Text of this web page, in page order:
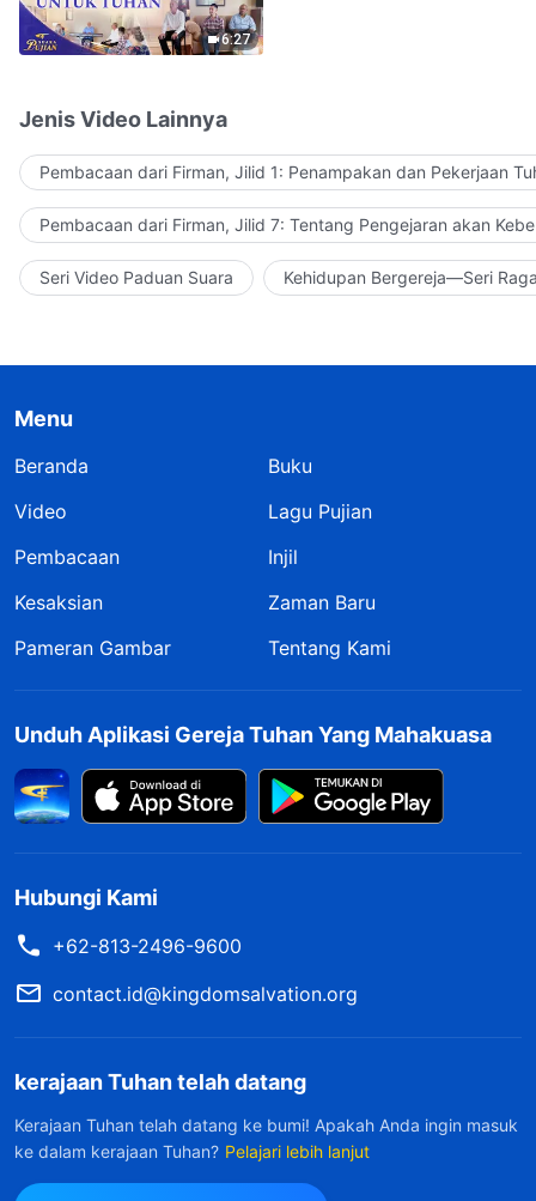
6:27
Jenis Video Lainnya
Pembacaan dari Firman, Jilid 1: Penampakan dan Pekerjaan
Pembacaan dari Firman, Jilid 7: Tentang Pengejaran akan
Seri Video Paduan Suara Kehidupan Bergereja—Seri
Menu
Beranda
Buku
Video
Lagu Pujian
Pembacaan
Injil
Kesaksian
Zaman Baru
Pameran Gambar
Tentang Kami
Unduh Aplikasi Gereja Tuhan Yang Mahakuasa
Hubungi Kami
+62-813-2496-9600
contact.id@kingdomsalvation.org
kerajaan Tuhan telah datang
Kerajaan Tuhan telah datang ke bumi! Apakah Anda ingin masuk
ke dalam kerajaan Tuhan? Pelajari lebih lanjut